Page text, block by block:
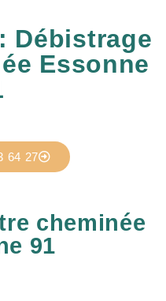
Débistrage
Essonne
64 27
cheminée
91